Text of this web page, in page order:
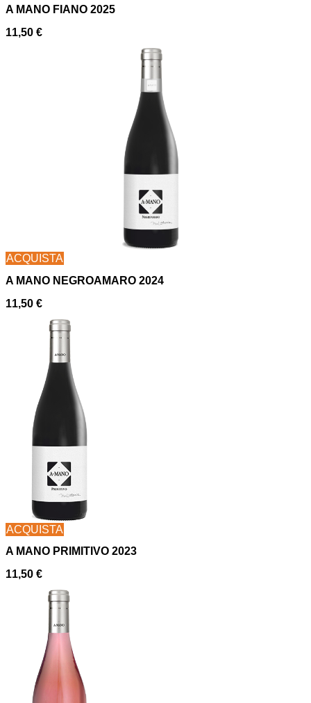
A MANO FIANO 2025
11,50 €
ACQUISTA
A MANO NEGROAMARO 2024
11,50 €
ACQUISTA
A MANO PRIMITIVO 2023
11,50 €